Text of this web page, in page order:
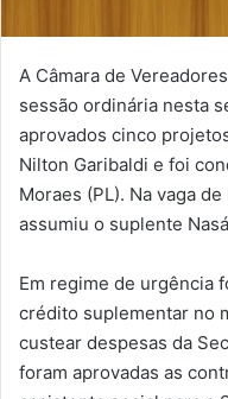
A Câmara de
sessão ordinária nesta
aprovados cinco
Nilton Garibaldi e foi
Moraes (PL). Na vaga
assumiu o suplente
Em regime de urgência
crédito suplementar no
custear despesas da
foram aprovadas as